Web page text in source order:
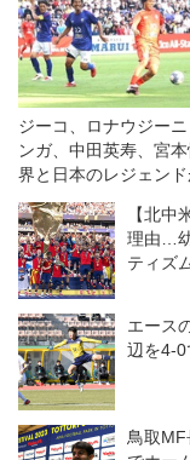
ジーコ、ロナウジー
ンガ、中田英寿、宮
界と日本のレジェン
競演◎ジーコオールス
ム
【北
理由…
ティズ
エース
辺を4-0
鳥取